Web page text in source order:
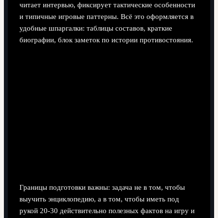
читает интервью, фиксирует тактические особенности
и типичные игровые паттерны. Всё это оформляется в
удобные шпаргалки: таблицы составов, краткие
биографии, блок заметок по истории противостояния.
Границы подготовки важны: задача не в том, чтобы
выучить энциклопедию, а в том, чтобы иметь под
рукой 20-30 действительно полезных фактов на игру и